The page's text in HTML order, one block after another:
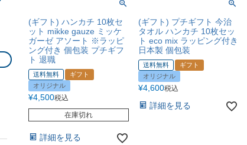
(ギフト) ハンカチ 10枚セ
ット mikke gauze ミッケ
ガーゼ アソート ※ラッピ
ング付き 個包装 プチギフ
ト 退職
送料無料
ギフト
オリジナル
¥4,500税込
在庫切れ
詳細を見る
(ギフト) プチギフト 今治
タオル ハンカチ 10枚セッ
ト eco mix ラッピング付き
日本製 個包装
送料無料
ギフト
オリジナル
¥4,600税込
詳細を見る